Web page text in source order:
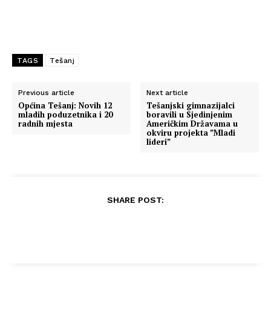
TAGS Tešanj
Previous article
Općina Tešanj: Novih 12
mladih poduzetnika i 20
radnih mjesta
Next article
Tešanjski gimnazijalci
boravili u Sjedinjenim
Američkim Državama u
okviru projekta ”Mladi
lideri”
SHARE POST: